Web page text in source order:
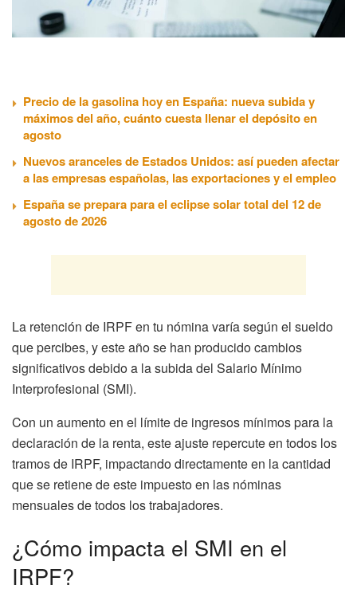
Precio de la gasolina hoy en España: nueva subida y
máximos del año, cuánto cuesta llenar el depósito en
agosto
Nuevos aranceles de Estados Unidos: así pueden afectar
a las empresas españolas, las exportaciones y el empleo
España se prepara para el eclipse solar total del 12 de
agosto de 2026
La retención de IRPF en tu nómina varía según el sueldo
que percibes, y este año se han producido cambios
significativos debido a la subida del Salario Mínimo
Interprofesional (SMI).
Con un aumento en el límite de ingresos mínimos para la
declaración de la renta, este ajuste repercute en todos los
tramos de IRPF, impactando directamente en la cantidad
que se retiene de este impuesto en las nóminas
mensuales de todos los trabajadores.
¿Cómo impacta el SMI en el
IRPF?